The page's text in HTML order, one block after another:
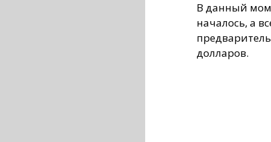
В данный
началось, а
долларов.